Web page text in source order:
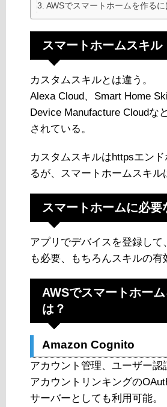
AWSでスマートホームを作るに
スマートホームスキル
カスタムスキルとは違う。
Alexa Cloud、Smart Home
Device Manufacture Cloudな
されている。
カスタムスキルはhttpsエン
るが、スマートホームスキル
スマートホームに必要
アプリでデバイスを登録して
も必要、もちろんスキルの有
AWSでスマートホー
は？
Amazon Cognito
アカウント管理、ユーザー認
アカウントリンキングの
サーバーとしても利用可能。